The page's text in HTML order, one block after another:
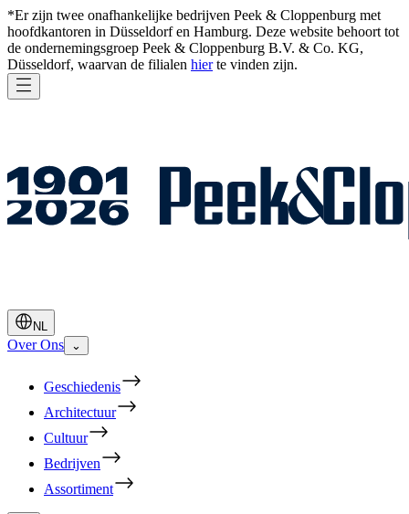
*Er zijn twee onafhankelijke bedrijven Peek & Cloppenburg met
hoofdkantoren in Düsseldorf en Hamburg. Deze website behoort tot
de ondernemingsgroep Peek & Cloppenburg B.V. & Co. KG,
Düsseldorf, waarvan de filialen hierte vinden zijn.
NL
Over Ons ⌄
Geschiedenis
Architectuur
Cultuur
Bedrijven
Assortiment